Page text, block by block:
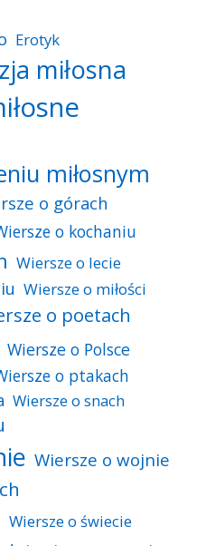
Erotyk
miłosna
miłosnym
o górach
o kochaniu
Wiersze o lecie
Wiersze o miłości
o poetach
Wiersze o Polsce
o ptakach
Wiersze o snach
Wiersze o wojnie
Wiersze o świecie